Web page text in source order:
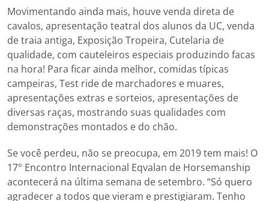
Movimentando ainda mais, houve venda direta de
cavalos, apresentação teatral dos alunos da UC, venda
de traia antiga, Exposição Tropeira, Cutelaria de
qualidade, com cauteleiros especiais produzindo facas
na hora! Para ficar ainda melhor, comidas típicas
campeiras, Test ride de marchadores e muares,
apresentações extras e sorteios, apresentações de
diversas raças, mostrando suas qualidades com
demonstrações montados e do chão.
Se você perdeu, não se preocupa, em 2019 tem mais! O
17° Encontro Internacional Eqvalan de Horsemanship
acontecerá na última semana de setembro. “Só quero
agradecer a todos que vieram e prestigiaram. Tenho